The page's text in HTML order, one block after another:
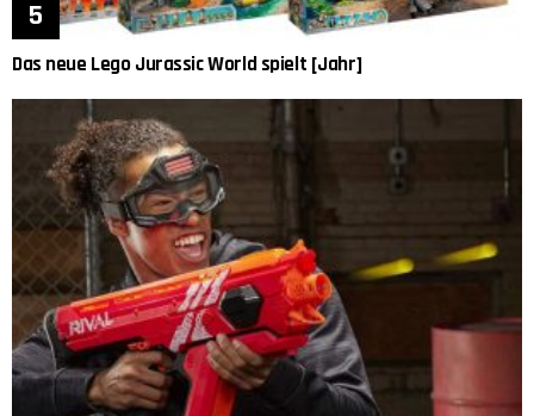
Das neue Lego Jurassic World spielt [Jahr]